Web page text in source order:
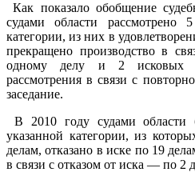
Как показало обобщение
судами области рассмотрено
категории, из них в
прекращено производство в
одному делу и 2 исковых
рассмотрения в связи с
заседание.
В 2010 году судами области
указанной категории, из
делам, отказано в иске по 19
в связи с отказом от иска — по 2